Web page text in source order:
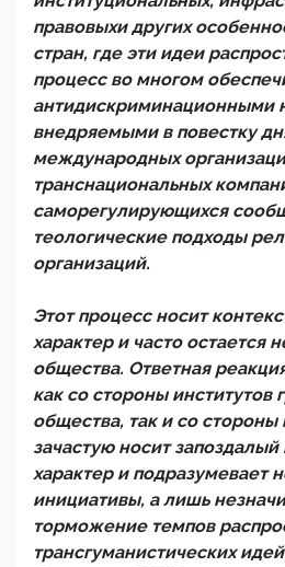
правовыхи других
стран, где эти идеи
процесс во многом
антидискриминационными
внедряемыми в повестку
международных
транснациональных
саморегулирующихся
теологические подходы
организаций.
Этот процесс носит
характер и часто остается
общества. Ответная
как со стороны институтов
общества, так и со стороны
зачастую носит
характер и подразумевает
инициативы, а лишь
торможение темпов
трансгуманистических